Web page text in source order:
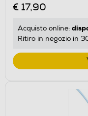
€ 17,90
Acquisto online:
Ritiro in negozio in